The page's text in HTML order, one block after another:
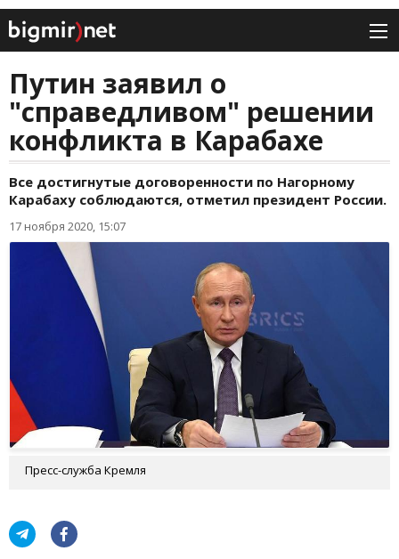
Путин заявил о
"справедливом" решении
конфликта в Карабахе
Все достигнутые договоренности по Нагорному
Карабаху соблюдаются, отметил президент России.
17 ноября 2020, 15:07
Пресс-служба Кремля